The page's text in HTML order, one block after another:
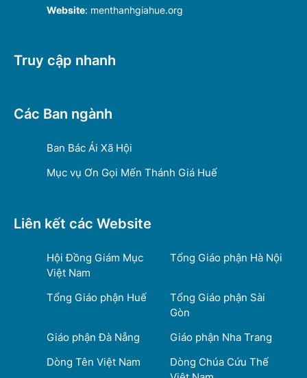
Website: menthanhgiahue.org
Truy cập nhanh
Các Ban ngành
Ban Bác Ái Xã Hội
Mục vụ Ơn Gọi Mến Thánh Giá Huế
Liên kết các Website
Hội Đồng Giám Mục
Việt Nam
Tổng Giáo phận Hà Nội
Tổng Giáo phận Huế
Tổng Giáo phận Sài
Gòn
Giáo phận Đà Nẵng
Giáo phận Nha Trang
Dòng Tên Việt Nam
Dòng Chúa Cứu Thế